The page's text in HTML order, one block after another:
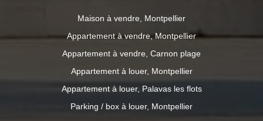
Maison à vendre, Montpellier
Appartement à vendre, Montpellier
Appartement à vendre, Carnon plage
Appartement à louer, Montpellier
Appartement à louer, Palavas les flots
Parking / box à louer, Montpellier